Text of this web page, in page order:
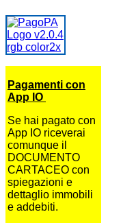
Pagamenti con
App IO
Se hai pagato con
App IO riceverai
comunque il
DOCUMENTO
CARTACEO con
spiegazioni e
dettaglio immobili
e addebiti.